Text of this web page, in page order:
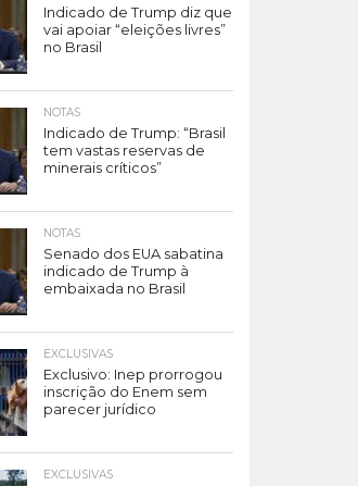
Indicado de Trump diz que
vai apoiar “eleições livres”
no Brasil
NOTAS
Indicado de Trump: “Brasil
tem vastas reservas de
minerais críticos”
NOTAS
Senado dos EUA sabatina
indicado de Trump à
embaixada no Brasil
EXCLUSIVAS
Exclusivo: Inep prorrogou
inscrição do Enem sem
parecer jurídico
EXCLUSIVAS